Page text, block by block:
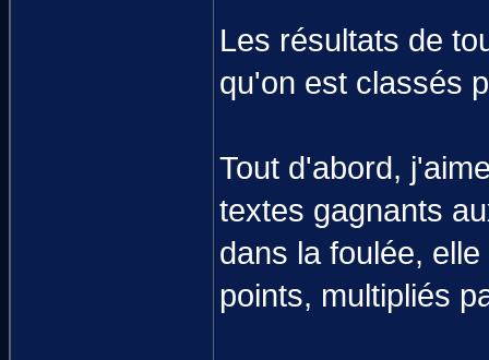
Les résultats de
qu'on est classés
Tout d'abord,
textes gagnants
dans la foulée,
points, multipliés